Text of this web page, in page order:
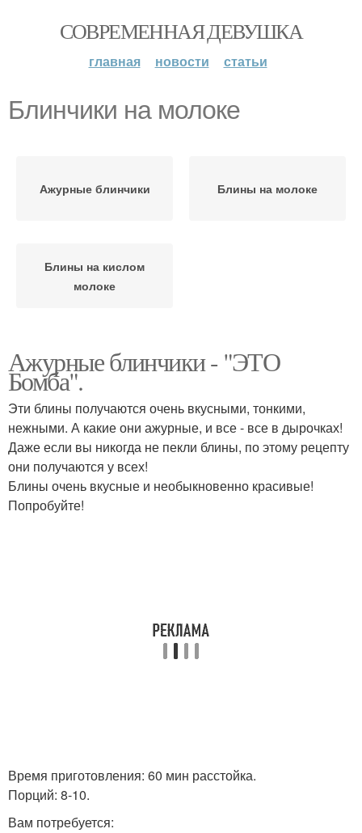
СОВРЕМЕННАЯ ДЕВУШКА
главная новости статьи
Блинчики на молоке
Ажурные блинчики Блины на молоке
Блины на кислом
молоке
Ажурные блинчики - "ЭТО
Бомба".
Эти блины получаются очень вкусными, тонкими,
нежными. А какие они ажурные, и все - все в дырочках!
Даже если вы никогда не пекли блины, по этому рецепту
они получаются у всех!
Блины очень вкусные и необыкновенно красивые!
Попробуйте!
Время приготовления: 60 мин расстойка.
Порций: 8-10.
Вам потребуется: